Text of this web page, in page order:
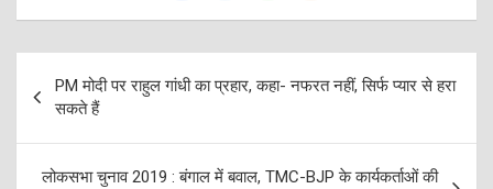
navigation
PM मोदी पर राहुल गांधी का प्रहार, कहा- नफरत नहीं, सिर्फ प्यार से हरा
सकते हैं
लोकसभा चुनाव 2019 : बंगाल में बवाल, TMC-BJP के कार्यकर्ताओं की